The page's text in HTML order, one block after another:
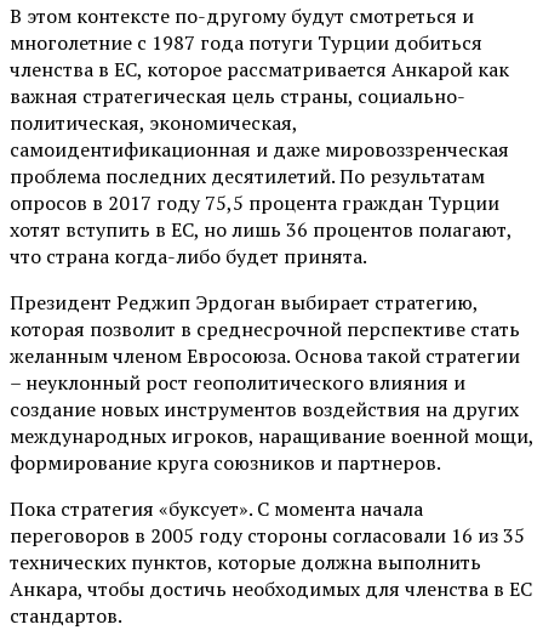
В этом контексте по-другому будут смотреться и
многолетние с 1987 года потуги Турции добиться
членства в ЕС, которое рассматривается Анкарой как
важная стратегическая цель страны, социально-
политическая, экономическая,
самоидентификационная и даже мировоззренческая
проблема последних десятилетий. По результатам
опросов в 2017 году 75,5 процента граждан Турции
хотят вступить в ЕС, но лишь 36 процентов полагают,
что страна когда-либо будет принята.
Президент Реджип Эрдоган выбирает стратегию,
которая позволит в среднесрочной перспективе стать
желанным членом Евросоюза. Основа такой стратегии
– неуклонный рост геополитического влияния и
создание новых инструментов воздействия на других
международных игроков, наращивание военной мощи,
формирование круга союзников и партнеров.
Пока стратегия «буксует». С момента начала
переговоров в 2005 году стороны согласовали 16 из 35
технических пунктов, которые должна выполнить
Анкара, чтобы достичь необходимых для членства в ЕС
стандартов.